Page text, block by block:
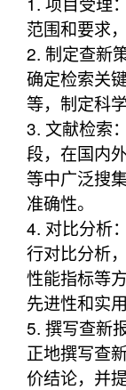
范围和要求
2. 制定查新
确定检索关
等，制定科
3. 文献检索
段，在国内
等中广泛搜
准确性。
4. 对比分析
行对比分析
性能指标等
先进性和实用
5. 撰写查新
正地撰写查
价结论，并